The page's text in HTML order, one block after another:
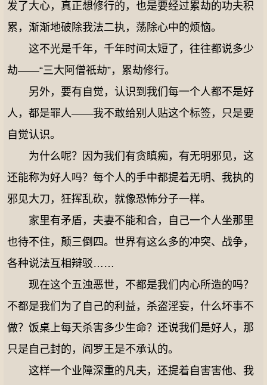
发了大心，真正想修行的，也是要经过累劫的功夫积
累，渐渐地破除我法二执，荡除心中的烦恼。
这不光是千年，千年时间太短了，往往都说多少
劫——“三大阿僧祇劫”，累劫修行。
另外，要有自觉，认识到我们每一个人都不是好
人，都是罪人——我不敢给别人贴这个标签，只是要
自觉认识。
为什么呢？因为我们有贪瞋痴，有无明邪见，这
还能称为好人吗？每个人的手中都提着无明、我执的
邪见大刀，狂挥乱砍，就像恐怖分子一样。
家里有矛盾，夫妻不能和合，自己一个人坐那里
也待不住，颠三倒四。世界有这么多的冲突、战争，
各种说法互相辩驳……
现在这个五浊恶世，不都是我们内心所造的吗？
不都是我们为了自己的利益，杀盗淫妄，什么坏事不
做？饭桌上每天杀害多少生命？还说我们是好人，那
只是自己封的，阎罗王是不承认的。
这样一个业障深重的凡夫，还提着自害害他、我